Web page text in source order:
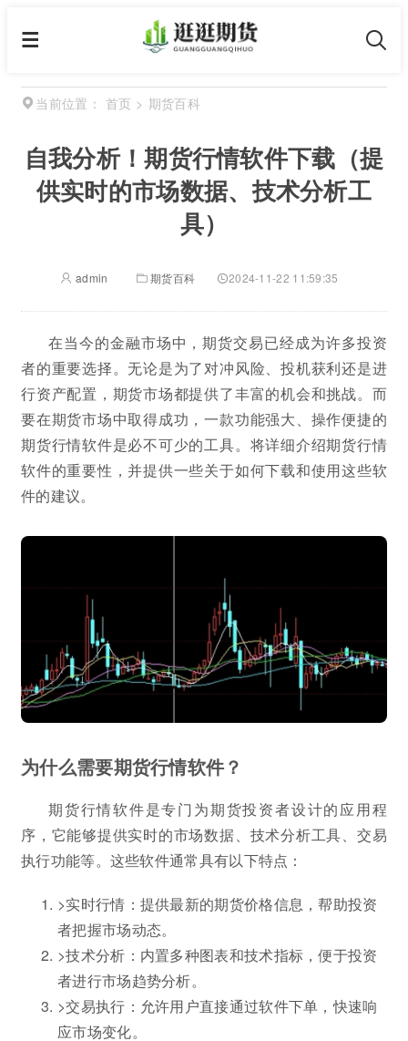
当前位置： 首页 > 期货百科
自我分析！期货行情软件下载（提
供实时的市场数据、技术分析工
具）
admin 期货百科 2024-11-22 11:59:35
在当今的金融市场中，期货交易已经成为许多投资
者的重要选择。无论是为了对冲风险、投机获利还是进
行资产配置，期货市场都提供了丰富的机会和挑战。而
要在期货市场中取得成功，一款功能强大、操作便捷的
期货行情软件是必不可少的工具。将详细介绍期货行情
软件的重要性，并提供一些关于如何下载和使用这些软
件的建议。
为什么需要期货行情软件？
期货行情软件是专门为期货投资者设计的应用程
序，它能够提供实时的市场数据、技术分析工具、交易
执行功能等。这些软件通常具有以下特点：
>实时行情：提供最新的期货价格信息，帮助投资
者把握市场动态。
>技术分析：内置多种图表和技术指标，便于投资
者进行市场趋势分析。
>交易执行：允许用户直接通过软件下单，快速响
应市场变化。